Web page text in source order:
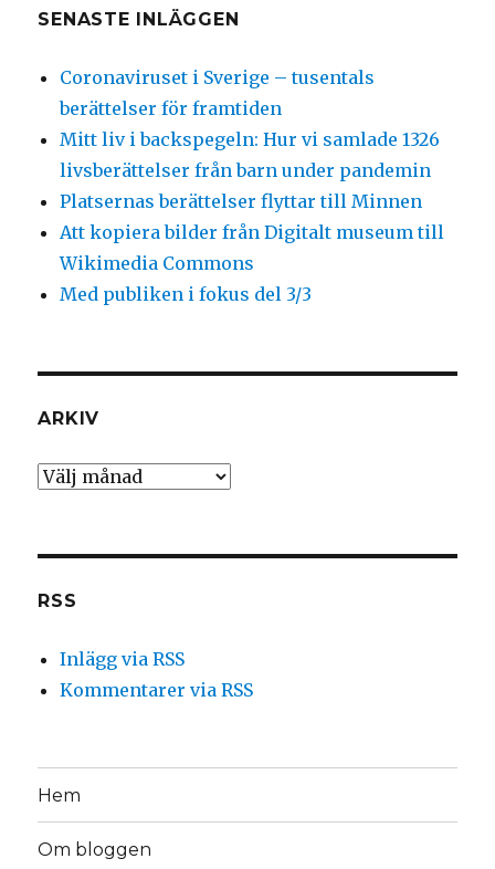
SENASTE INLÄGGEN
Coronaviruset i Sverige – tusentals
berättelser för framtiden
Mitt liv i backspegeln: Hur vi samlade 1326
livsberättelser från barn under pandemin
Platsernas berättelser flyttar till Minnen
Att kopiera bilder från Digitalt museum till
Wikimedia Commons
Med publiken i fokus del 3/3
ARKIV
Arkiv
RSS
Inlägg via RSS
Kommentarer via RSS
Hem
Om bloggen